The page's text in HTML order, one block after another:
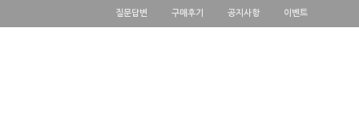
질문답변 구매후기 공지사항 이벤트